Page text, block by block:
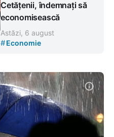
Cetățenii, îndemnați să
economisească
Astăzi, 6 august
#Economie